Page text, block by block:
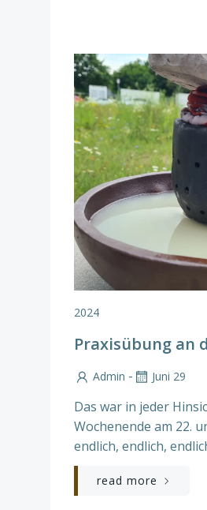
2024
Praxisübung an
Admin - Juni 29
Das war in jeder
Wochenende am 22.
endlich, endlich,
read more